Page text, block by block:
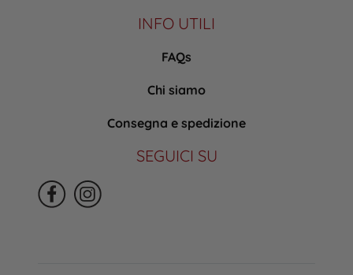
INFO UTILI
FAQs
Chi siamo
Consegna e spedizione
SEGUICI SU